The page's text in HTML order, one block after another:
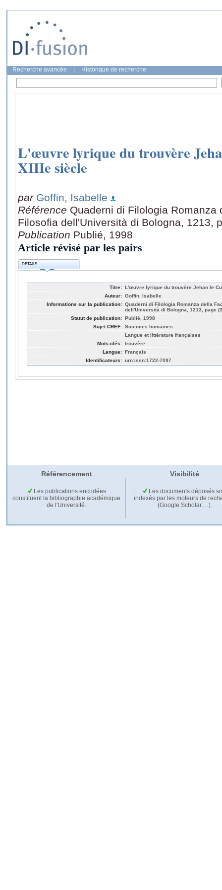
Recherche avancée Historique de recherche
L'œuvre lyrique du trouvère
XIIIe siècle
par Goffin, Isabelle
Référence Quaderni di Filologia Romanza
Filosofia dell'Università di Bologna, 1213,
Publication Publié, 1998
Article révisé par les pairs
DÉTAILS
Titre: L'œuvre lyrique du trouvère Jehan le
Auteur: Goffin, Isabelle
Informations sur la publication: Quaderni di Filologia Romanza della
dell'Università di Bologna, 1213, page
Statut de publication: Publié, 1998
Sujet CREF: Sciences humaines
Langue et littérature françaises
Mots-clés: trouvère
Langue: Français
Identificateurs: urn:issn:1722-7097
Référencement Visibilité
Les publications encodées
constituent la bibliographie académique
de l'Université.
Les documents déposés
indexés par les moteurs de
(Google Scholar,…).